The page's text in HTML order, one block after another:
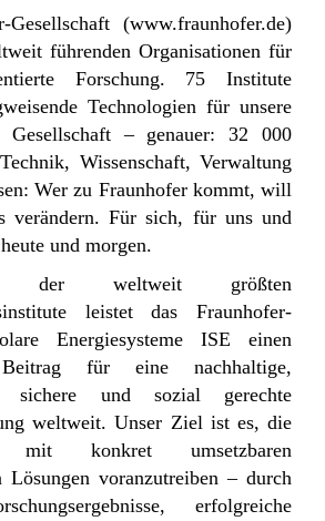
Gesellschaft (www.fraunhofer.de)
führenden Organisationen für
Forschung. 75 Institute
Technologien für unsere
Gesellschaft – genauer: 32 000
Wissenschaft, Verwaltung
Wer zu Fraunhofer kommt, will
verändern. Für sich, für uns und
und morgen.
der weltweit größten
leistet das Fraunhofer-
Energiesysteme ISE einen
Beitrag für eine nachhaltige,
sichere und sozial gerechte
weltweit. Unser Ziel ist es, die
mit konkret umsetzbaren
Lösungen voranzutreiben – durch
erfolgreiche